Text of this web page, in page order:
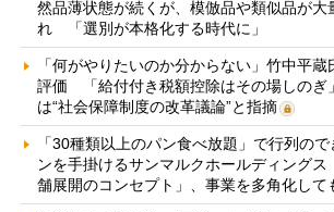
然品薄状態が続くが、模倣品や類似品が大
れ 「選別が本格化する時代に」
「何がやりたいのか分からない」竹中平
評価 「給付付き税額控除はその場しのぎ
は“社会保障制度の改革議論”と指摘
「30種類以上のパン食べ放題」で行列の
ンを手掛けるサンマルクホールディング
舗展開のコンセプト」、事業を多角化して